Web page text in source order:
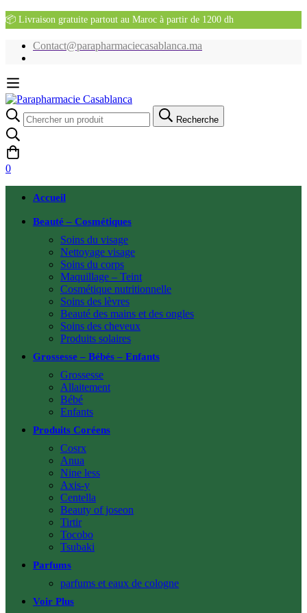
📦 Livraison gratuite partout au Maroc à partir de 1200 dh
Contact@parapharmaciecasablanca.ma
Recherche
pour:
Recherche
0
Accueil
Beauté – Cosmétiques
Soins du visage
Nettoyage visage
Soins du corps
Maquillage – Teint
Cosmétique nutritionnelle
Soins des lèvres
Beauté des mains et des ongles
Soins des cheveux
Produits solaires
Grossesse – Bébés – Enfants
Grossesse
Allaitement
Bébé
Enfants
Produits Coréens
Cosrx
Anua
Nine less
Axis-y
Centella
Beauty of joseon
Tirtir
Tocobo
Tsubaki
Parfums
parfums et eaux de cologne
Voir Plus